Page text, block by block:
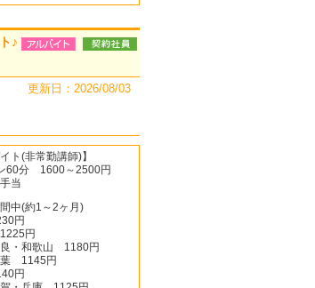
♪
更新日：2026/08/03
ト(非常勤講師)】
60分 1600～2500円
当
中(約1～2ヶ月)
円
円
良・和歌山 1180円
葉 1145円
円